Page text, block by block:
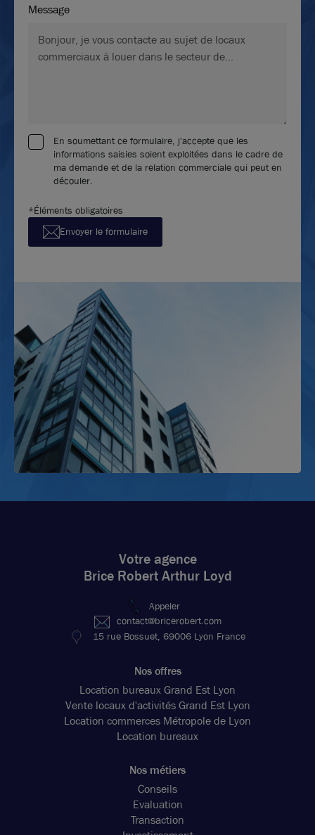
Message
En soumettant ce formulaire, j'accepte que les
informations saisies soient exploitées dans le cadre de
ma demande et de la relation commerciale qui peut en
découler.
*Éléments obligatoires
Envoyer le formulaire
Votre agence
Brice Robert Arthur Loyd
Appeler
contact@bricerobert.com
15 rue Bossuet, 69006 Lyon France
Nos offres
Location bureaux Grand Est Lyon
Vente locaux d'activités Grand Est Lyon
Location commerces Métropole de Lyon
Location bureaux
Nos métiers
Conseils
Evaluation
Transaction